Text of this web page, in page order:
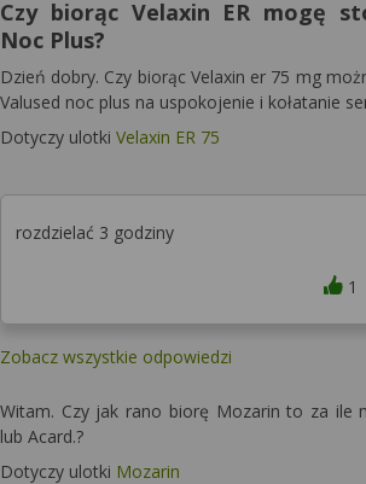
Czy biorąc Velaxin ER mogę
Noc Plus?
Dzień dobry. Czy biorąc Velaxin er 75 mg
Valused noc plus na uspokojenie i kołatanie
Dotyczy ulotki Velaxin ER 75
rozdzielać 3 godziny
1
Zobacz wszystkie odpowiedzi
Witam. Czy jak rano biorę Mozarin to za ile
lub Acard.?
Dotyczy ulotki Mozarin